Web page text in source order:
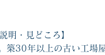
明・見どころ】
築30年以上の古い工場